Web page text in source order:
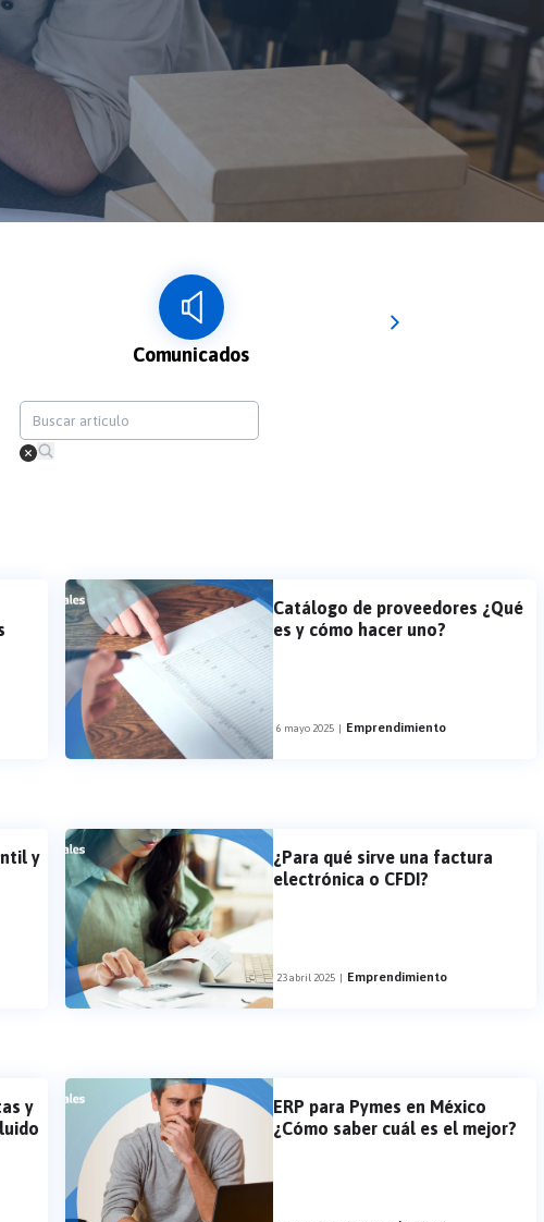
Comunicados
Catálogo de proveedores ¿Qué
es y cómo hacer uno?
6 mayo 2025 | Emprendimiento
y
¿Para qué sirve una factura
electrónica o CFDI?
23 abril 2025 | Emprendimiento
y
ERP para Pymes en México
¿Cómo saber cuál es el mejor?